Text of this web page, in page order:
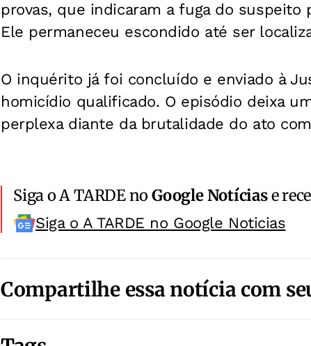
provas, que indicaram a fuga do suspeito
Ele permaneceu escondido até ser
O inquérito já foi concluído e enviado à
homicídio qualificado. O episódio deixa
perplexa diante da brutalidade do ato
Siga o A TARDE noGoogle Notíciase
Siga o A TARDE no Google Noticias
Compartilhe essa notícia com